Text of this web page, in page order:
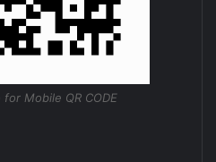
Mobile QR CODE